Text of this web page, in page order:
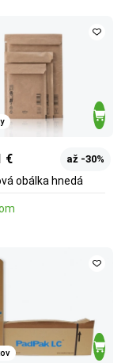
€ až -30%
obálka hnedá